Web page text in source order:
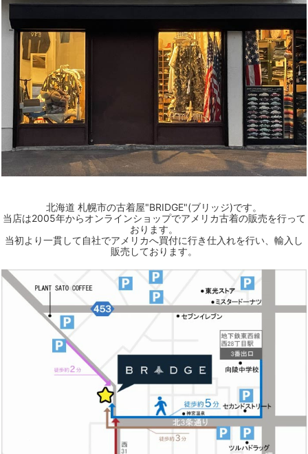
北海道 札幌市の古着屋"BRIDGE"(ブリッジ)です。
当店は2005年からオンラインショップでアメリカ古着の販売を行って
おります。
当初より一貫して自社でアメリカへ買付に行き仕入れを行い、輸入し
販売しております。